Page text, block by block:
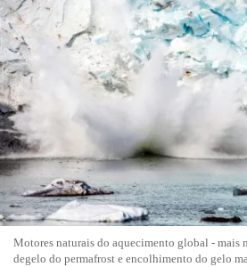
Motores naturais do aquecimento global - mais
degelo do permafrost e encolhimento do gelo